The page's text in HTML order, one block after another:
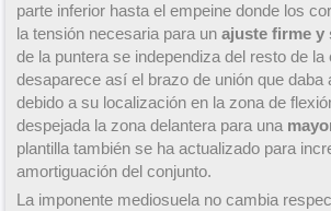
parte inferior hasta el empeine donde los
la tensión necesaria para un ajuste firme y
de la puntera se independiza del resto de
desaparece así el brazo de unión que daba
debido a su localización en la zona de
despejada la zona delantera para una
plantilla también se ha actualizado para
amortiguación del conjunto.
La imponente mediosuela no cambia